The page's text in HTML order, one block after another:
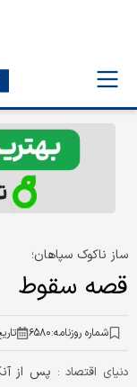
ساز ناکوک سپاهان؛
قصه سقوط
شماره روزنامه:۶۵۸۰
دنیای اقتصاد : پس از